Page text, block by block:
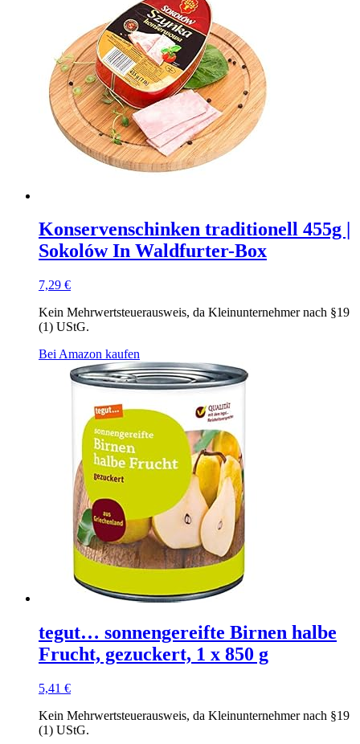
Konservenschinken traditionell 455g |
Sokolów In Waldfurter-Box
7,29 €
Kein Mehrwertsteuerausweis, da Kleinunternehmer nach §19
(1) UStG.
Bei Amazon kaufen
tegut… sonnengereifte Birnen halbe
Frucht, gezuckert, 1 x 850 g
5,41 €
Kein Mehrwertsteuerausweis, da Kleinunternehmer nach §19
(1) UStG.